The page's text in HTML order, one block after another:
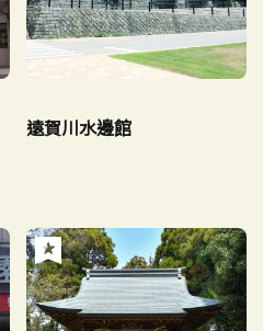
遠賀川水邊館